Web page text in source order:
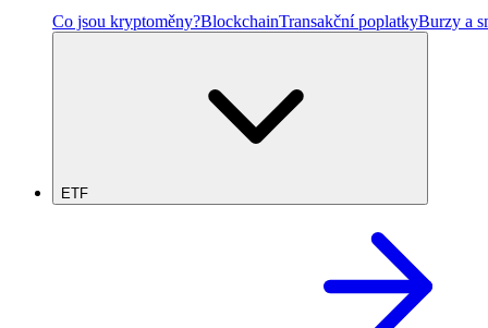
Co jsou kryptoměny?BlockchainTransakční poplatkyBurzy a
ETF